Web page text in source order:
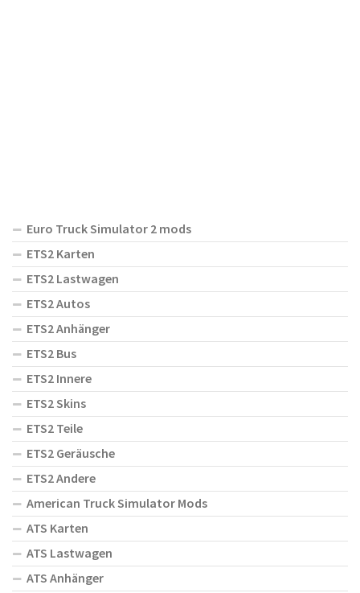
Euro Truck Simulator 2 mods
ETS2 Karten
ETS2 Lastwagen
ETS2 Autos
ETS2 Anhänger
ETS2 Bus
ETS2 Innere
ETS2 Skins
ETS2 Teile
ETS2 Geräusche
ETS2 Andere
American Truck Simulator Mods
ATS Karten
ATS Lastwagen
ATS Anhänger